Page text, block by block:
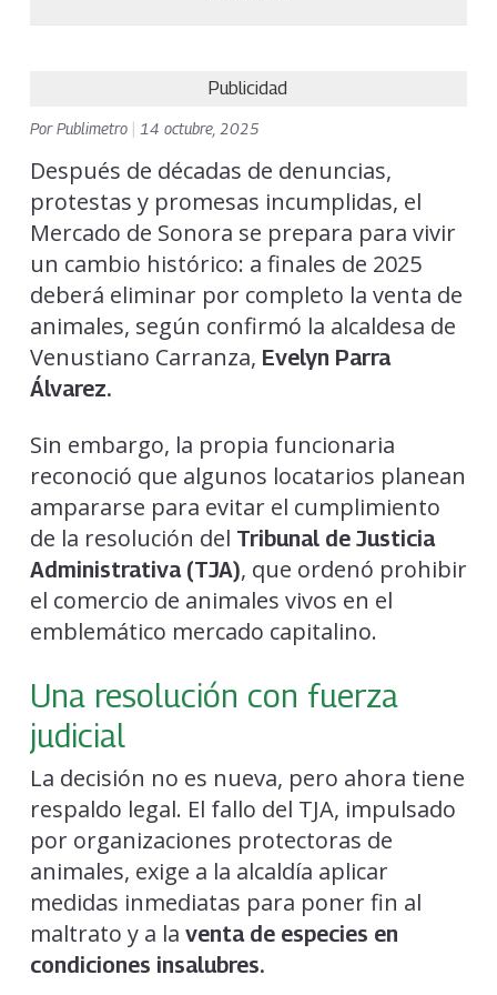
Publicidad
PorPublimetro 14 octubre, 2025
Después de décadas de denuncias,
protestas y promesas incumplidas, el
Mercado de Sonora se prepara para vivir
un cambio histórico: a finales de 2025
deberá eliminar por completo la venta de
animales, según confirmó la alcaldesa de
Venustiano Carranza, Evelyn Parra
Álvarez.
Sin embargo, la propia funcionaria
reconoció que algunos locatarios planean
ampararse para evitar el cumplimiento
de la resolución del Tribunal de Justicia
Administrativa (TJA), que ordenó prohibir
el comercio de animales vivos en el
emblemático mercado capitalino.
Una resolución con fuerza
judicial
La decisión no es nueva, pero ahora tiene
respaldo legal. El fallo del TJA, impulsado
por organizaciones protectoras de
animales, exige a la alcaldía aplicar
medidas inmediatas para poner fin al
maltrato y a la venta de especies en
condiciones insalubres.